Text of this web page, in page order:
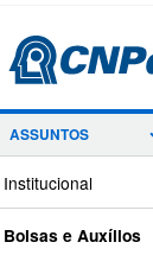
ASSUNTOS
Institucional
Bolsas e Auxílios